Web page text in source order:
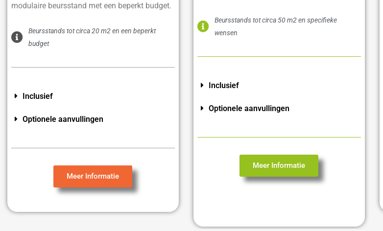
modulaire beursstand met een beperkt budget.
Beursstands tot circa 20 m2 en een beperkt
budget
Inclusief
Optionele aanvullingen
Meer Informatie
Beursstands tot circa 50 m2 en specifieke
wensen
Inclusief
Optionele aanvullingen
Meer Informatie